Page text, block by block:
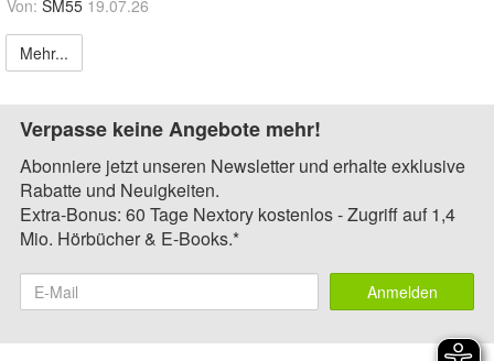
Von: SM55 19.07.26
Mehr...
Verpasse keine Angebote mehr!
Abonniere jetzt unseren Newsletter und erhalte exklusive
Rabatte und Neuigkeiten.
Extra-Bonus: 60 Tage Nextory kostenlos - Zugriff auf 1,4
Mio. Hörbücher & E-Books.*
Anmelden